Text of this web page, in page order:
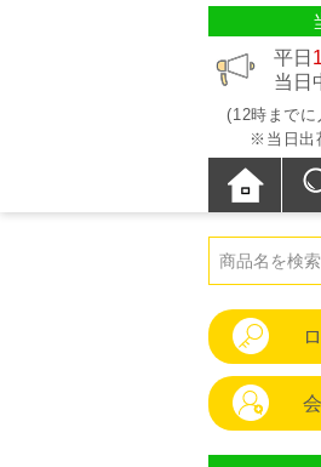
平日
当日
(12時まで
※当日出